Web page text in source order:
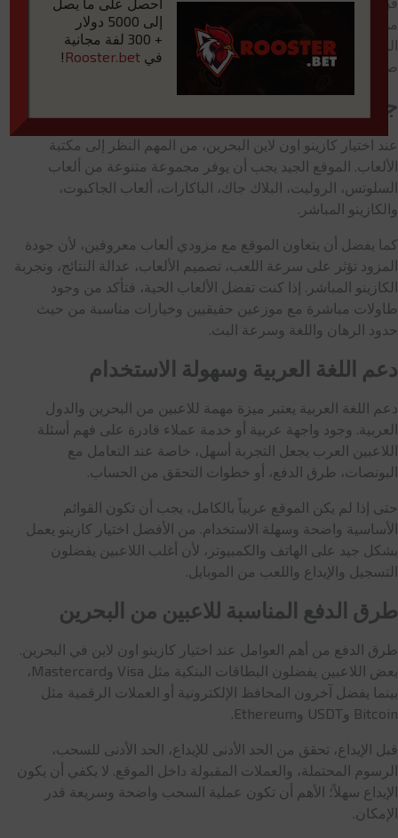
من الهوية، وإغلاق الحساب. الموقع الموثوق لا يخفي التفاصيل
المهمة، ولا يجعل الوصول إلى شروط البونص أو حدود السحب أمراً
صعباً.
جودة الألعاب ومزودي البرامج
عند اختيار كازينو اون لاين البحرين، من المهم النظر إلى مكتبة
الألعاب. الموقع الجيد يجب أن يوفر مجموعة متنوعة من ألعاب
السلوتس، الروليت، البلاك جاك، الباكارات، ألعاب الجاكبوت،
والكازينو المباشر.
كما يفضل أن يتعاون الموقع مع مزودي ألعاب معروفين، لأن جودة
المزود تؤثر على سرعة اللعب، تصميم الألعاب، عدالة النتائج، وتجربة
الكازينو المباشر. إذا كنت تفضل الألعاب الحية، فتأكد من وجود
طاولات مباشرة مع موزعين حقيقيين وخيارات مناسبة من حيث
حدود الرهان واللغة وسرعة البث.
دعم اللغة العربية وسهولة الاستخدام
دعم اللغة العربية يعتبر ميزة مهمة للاعبين من البحرين والدول
العربية. وجود واجهة عربية أو خدمة عملاء قادرة على فهم أسئلة
اللاعبين العرب يجعل التجربة أسهل، خاصة عند التعامل مع
البونصات، طرق الدفع، أو خطوات التحقق من الحساب.
حتى إذا لم يكن الموقع عربياً بالكامل، يجب أن تكون القوائم
الأساسية واضحة وسهلة الاستخدام. من الأفضل اختيار كازينو يعمل
بشكل جيد على الهاتف والكمبيوتر، لأن أغلب اللاعبين يفضلون
التسجيل والإيداع واللعب من الموبايل.
طرق الدفع المناسبة للاعبين من البحرين
طرق الدفع من أهم العوامل عند اختيار كازينو اون لاين في البحرين.
بعض اللاعبين يفضلون البطاقات البنكية مثل Visa وMastercard،
بينما يفضل آخرون المحافظ الإلكترونية أو العملات الرقمية مثل
Bitcoin وUSDT وEthereum.
قبل الإيداع، تحقق من الحد الأدنى للإيداع، الحد الأدنى للسحب،
الرسوم المحتملة، والعملات المقبولة داخل الموقع. لا يكفي أن يكون
الإيداع سهلاً؛ الأهم أن تكون عملية السحب واضحة وسريعة قدر
الإمكان.
إلى 5000 دولار
+ 300 لفة مجانية
فيRooster.bet
!